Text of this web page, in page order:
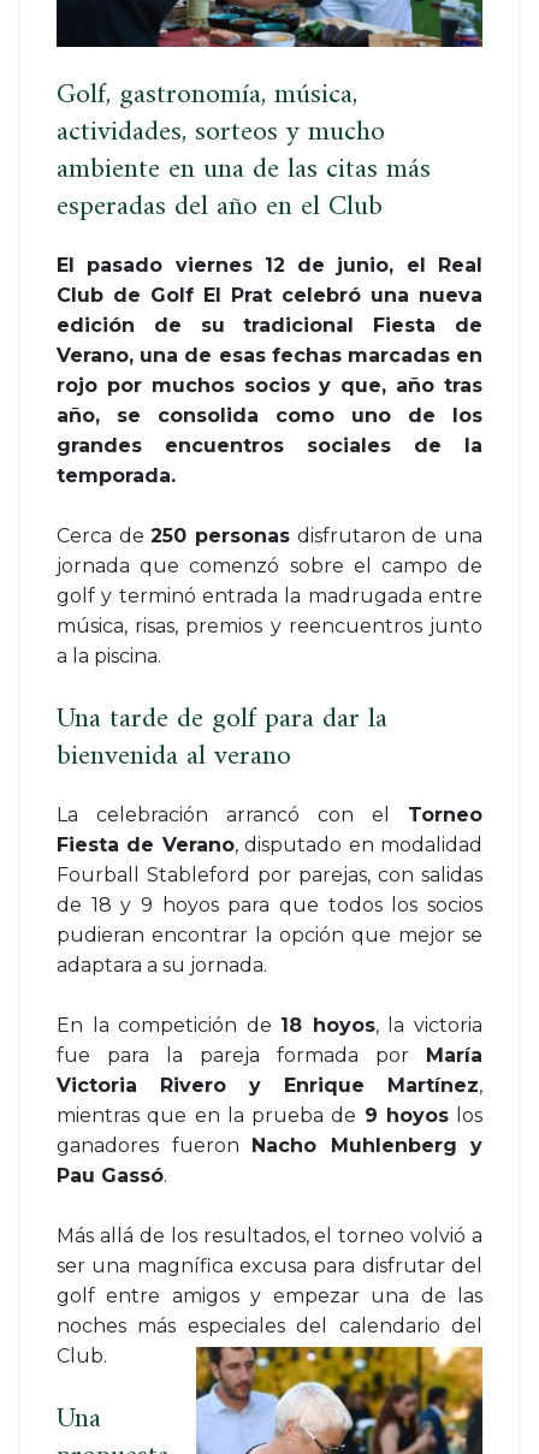
Golf, gastronomía, música,
actividades, sorteos y mucho
ambiente en una de las citas más
esperadas del año en el Club
El pasado viernes 12 de junio, el Real
Club de Golf El Prat celebró una nueva
edición de su tradicional Fiesta de
Verano, una de esas fechas marcadas en
rojo por muchos socios y que, año tras
año, se consolida como uno de los
grandes encuentros sociales de la
temporada.
Cerca de250 personas disfrutaron de una
jornada que comenzó sobre el campo de
golf y terminó entrada la madrugada entre
música, risas, premios y reencuentros junto
a la piscina.
Una tarde de golf para dar la
bienvenida al verano
La celebración arrancó con el Torneo
Fiesta de Verano, disputado en modalidad
Fourball Stableford por parejas, con salidas
de 18 y 9 hoyos para que todos los socios
pudieran encontrar la opción que mejor se
adaptara a su jornada.
En la competición de 18 hoyos, la victoria
fue para la pareja formada por
María
Victoria Rivero y Enrique Martínez,
mientras que en la prueba de 9 hoyoslos
ganadores fueron
Nacho Muhlenberg y
Pau Gassó.
Más allá de los resultados, el torneo volvió a
ser una magnífica excusa para disfrutar del
golf entre amigos y empezar una de las
noches más especiales del calendario del
Club.
Una